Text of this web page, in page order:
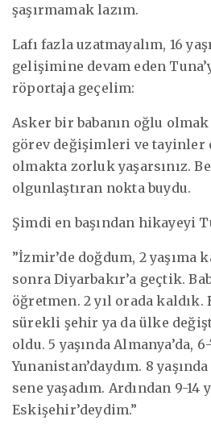
şaşırmamak lazım.
Lafı fazla uzatmayalım, 16
gelişimine devam eden
röportaja geçelim:
Asker bir babanın oğlu
görev değişimleri ve tayinler
olmakta zorluk yaşarsınız.
olgunlaştıran nokta buydu.
Şimdi en başından hikayeyi
”İzmir’de doğdum, 2 yaşıma
sonra Diyarbakır’a geçtik.
öğretmen. 2 yıl orada kaldık.
sürekli şehir ya da ülke
oldu. 5 yaşında Almanya’da,
Yunanistan’daydım. 8
sene yaşadım. Ardından 9-14
Eskişehir’deydim.”